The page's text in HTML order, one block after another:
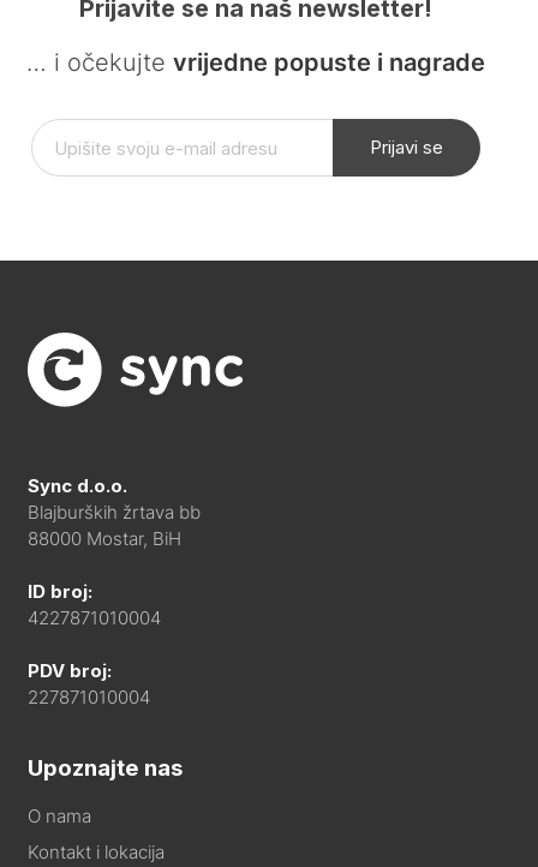
Prijavite se na naš newsletter!
… i očekujte vrijedne popuste i nagrade
Prijavi se
Sync d.o.o.
Blajburških žrtava bb
88000 Mostar, BiH
ID broj:
4227871010004
PDV broj:
227871010004
Upoznajte nas
O nama
Kontakt i lokacija